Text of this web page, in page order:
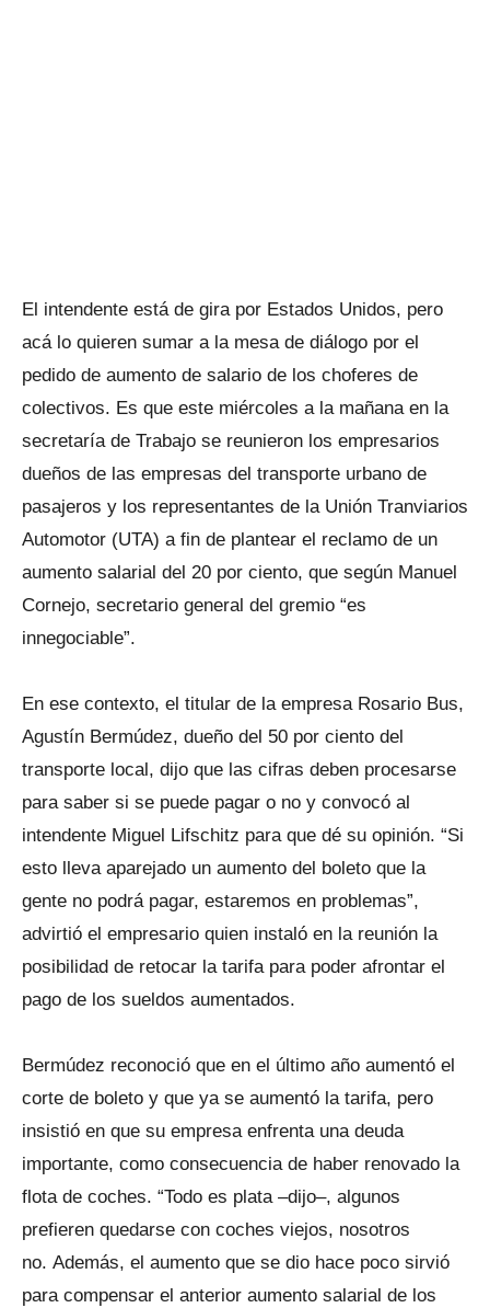
El intendente está de gira por Estados Unidos, pero
acá lo quieren sumar a la mesa de diálogo por el
pedido de aumento de salario de los choferes de
colectivos. Es que este miércoles a la mañana en la
secretaría de Trabajo se reunieron los empresarios
dueños de las empresas del transporte urbano de
pasajeros y los representantes de la Unión Tranviarios
Automotor (UTA) a fin de plantear el reclamo de un
aumento salarial del 20 por ciento, que según Manuel
Cornejo, secretario general del gremio “es
innegociable”.
En ese contexto, el titular de la empresa Rosario Bus,
Agustín Bermúdez, dueño del 50 por ciento del
transporte local, dijo que las cifras deben procesarse
para saber si se puede pagar o no y convocó al
intendente Miguel Lifschitz para que dé su opinión. “Si
esto lleva aparejado un aumento del boleto que la
gente no podrá pagar, estaremos en problemas”,
advirtió el empresario quien instaló en la reunión la
posibilidad de retocar la tarifa para poder afrontar el
pago de los sueldos aumentados.
Bermúdez reconoció que en el último año aumentó el
corte de boleto y que ya se aumentó la tarifa, pero
insistió en que su empresa enfrenta una deuda
importante, como consecuencia de haber renovado la
flota de coches. “Todo es plata –dijo–, algunos
prefieren quedarse con coches viejos, nosotros
no. Además, el aumento que se dio hace poco sirvió
para compensar el anterior aumento salarial de los